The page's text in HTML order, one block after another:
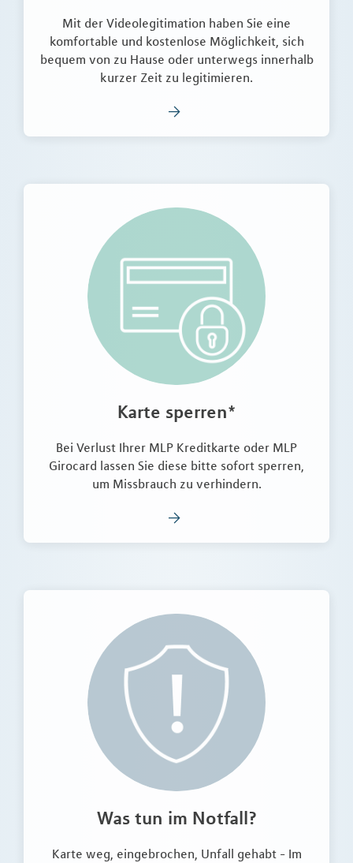
Mit der Videolegitimation haben Sie eine
komfortable und kostenlose Möglichkeit, sich
bequem von zu Hause oder unterwegs innerhalb
kurzer Zeit zu legitimieren.
Karte sperren*
Bei Verlust Ihrer MLP Kreditkarte oder MLP
Girocard lassen Sie diese bitte sofort sperren,
um Missbrauch zu verhindern.
Was tun im Notfall?
Karte weg, eingebrochen, Unfall gehabt - Im